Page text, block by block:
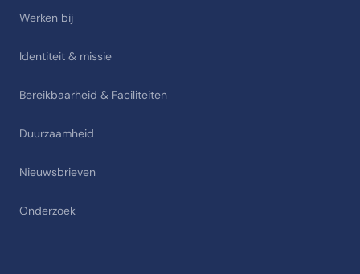
Werken bij
Identiteit & missie
Bereikbaarheid & Faciliteiten
Duurzaamheid
Nieuwsbrieven
Onderzoek